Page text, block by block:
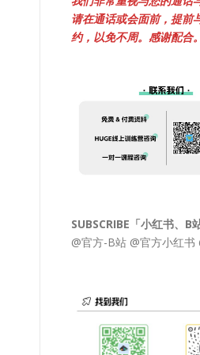
请在通话或会面前，提前
约，以免不周。感谢配合。
SUBSCRIBE「小红书、B
@官方-B站 @官方小红书